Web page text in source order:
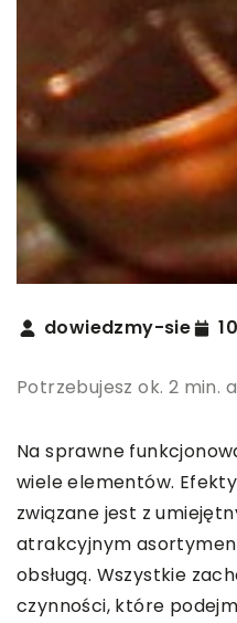
dowiedzmy-sie
Potrzebujesz ok. 2 min.
Na sprawne
wiele elementów.
związane jest z
atrakcyjnym
obsługą. Wszystkie
czynności, które